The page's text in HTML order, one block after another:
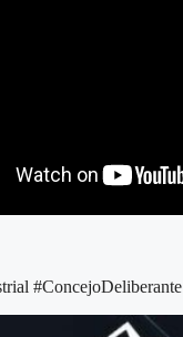
#ConcejoDeliberante